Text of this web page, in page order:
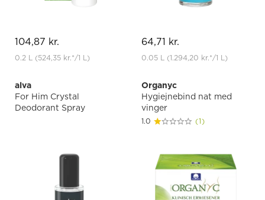
104,87 kr.
0.2 L (524,35 kr.*/1 L)
64,71 kr.
0.05 L (1.294,20 kr.*/1 L)
alva
For Him Crystal
Deodorant Spray
Organyc
Hygiejnebind nat med
vinger
1.0 (1)